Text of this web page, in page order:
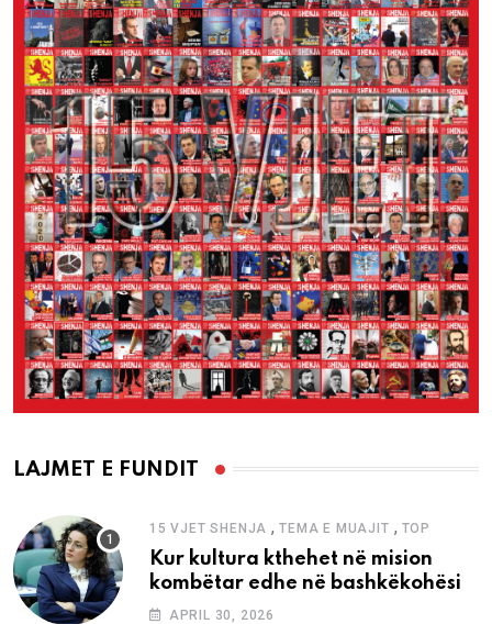
LAJMET E FUNDIT
15 VJET SHENJA ,TEMA E MUAJIT , TOP
Kur kultura kthehet në mision
kombëtar edhe në bashkëkohësi
APRIL 30, 2026